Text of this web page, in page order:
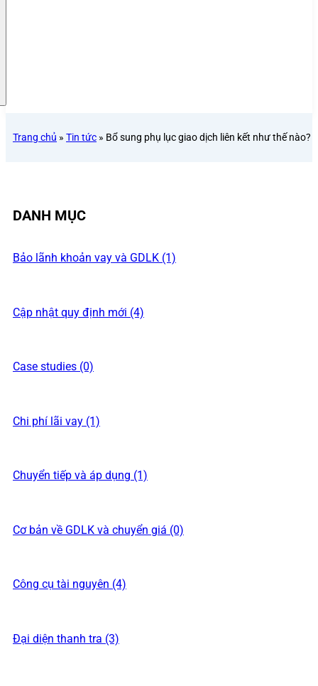
Trang chủ » Tin tức » Bổ sung phụ lục giao dịch liên kết như thế nào?
DANH MỤC
Bảo lãnh khoản vay và GDLK (1)
Cập nhật quy định mới (4)
Case studies (0)
Chi phí lãi vay (1)
Chuyển tiếp và áp dụng (1)
Cơ bản về GDLK và chuyển giá (0)
Công cụ tài nguyên (4)
Đại diện thanh tra (3)